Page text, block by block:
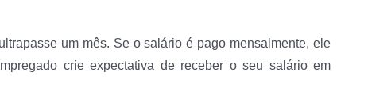
um mês. Se o salário é pago mensalmente, ele
crie expectativa de receber o seu salário em